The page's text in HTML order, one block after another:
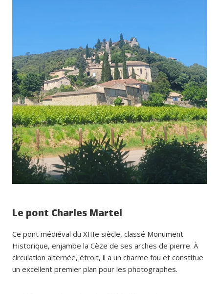
Le pont Charles Martel
Ce pont médiéval du XIIIe siècle, classé Monument
Historique, enjambe la Cèze de ses arches de pierre. À
circulation alternée, étroit, il a un charme fou et constitue
un excellent premier plan pour les photographes.